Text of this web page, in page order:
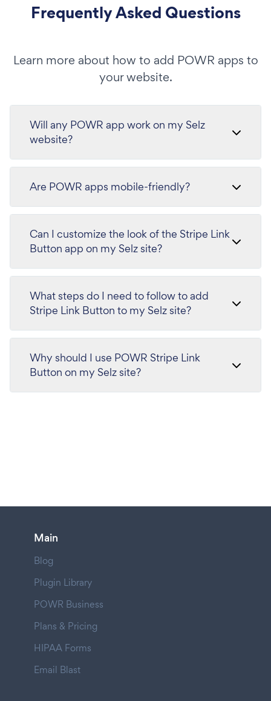
Frequently Asked Questions
Learn more about how to add POWR apps to
your website.
Will any POWR app work on my Selz
website?
Are POWR apps mobile-friendly?
Can I customize the look of the Stripe Link
Button app on my Selz site?
What steps do I need to follow to add
Stripe Link Button to my Selz site?
Why should I use POWR Stripe Link
Button on my Selz site?
Main
Blog
Plugin Library
POWR Business
Plans & Pricing
HIPAA Forms
Email Blast